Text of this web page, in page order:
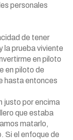
personales
de tener
la prueba viviente
en piloto
en piloto de
hasta entonces
justo por encima
que estaba
matarlo,
Si el enfoque de